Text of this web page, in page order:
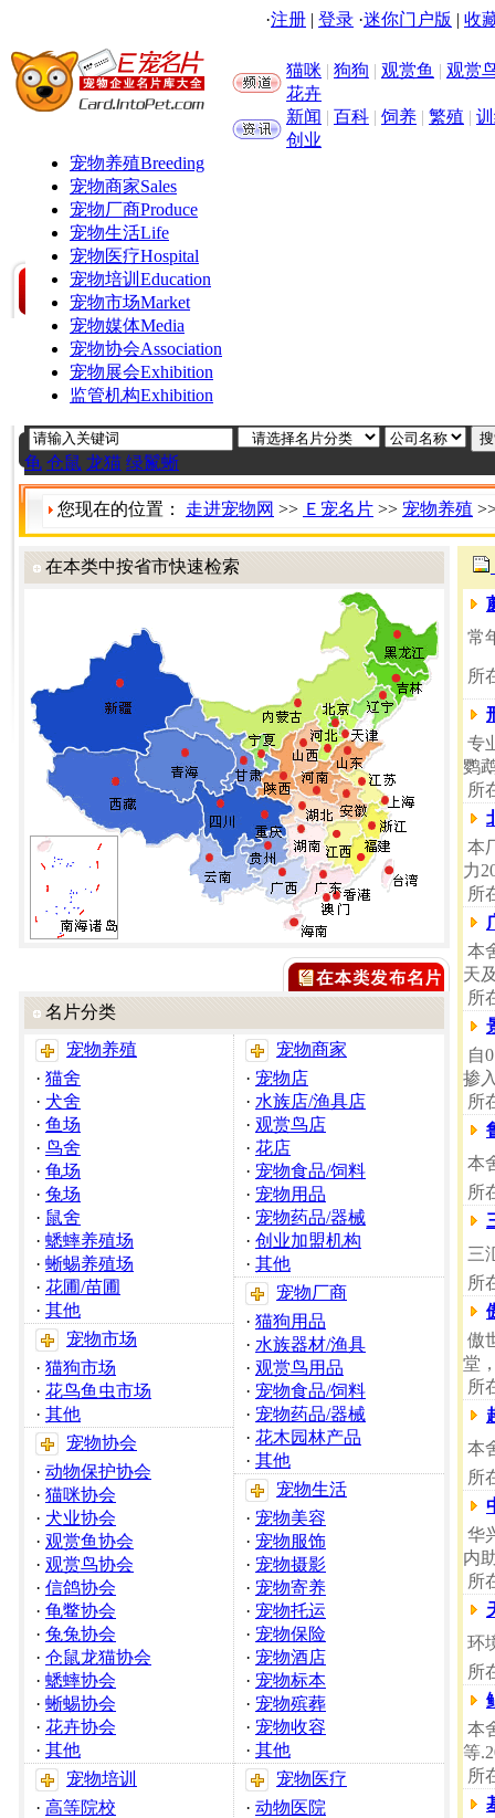
·注册 | 登录 ·迷你门户版 | 收
猫咪 | 狗狗 | 观赏鱼 | 观赏
花卉
新闻 | 百科 | 饲养 | 繁殖 |
创业
宠物养殖Breeding
宠物商家Sales
宠物厂商Produce
宠物生活Life
宠物医疗Hospital
宠物培训 Education
宠物市场Market
宠物媒体Media
宠物协会Association
宠物展会Exhibition
监管机构Exhibition
龟 仓鼠 龙猫 绿鬣蜥
您现在的位置： 走进宠物网 >> Ｅ宠名片 >> 宠物养殖
在本类中按省市快速检索
名片分类
宠物养殖
· 猫舍
· 犬舍
· 鱼场
· 鸟舍
· 龟场
· 兔场
· 鼠舍
· 蟋蟀养殖场
· 蜥蜴养殖场
· 花圃/苗圃
· 其他
宠物市场
· 猫狗市场
· 花鸟鱼虫市场
· 其他
宠物协会
· 动物保护协会
· 猫咪协会
· 犬业协会
· 观赏鱼协会
· 观赏鸟协会
· 信鸽协会
· 龟鳖协会
· 兔兔协会
· 仓鼠龙猫协会
· 蟋蟀协会
· 蜥蜴协会
· 花卉协会
· 其他
宠物培训
· 高等院校
宠物商家
· 宠物店
· 水族店/渔具店
· 观赏鸟店
· 花店
· 宠物食品/饲料
· 宠物用品
· 宠物药品/器械
· 创业加盟机构
· 其他
宠物厂商
· 猫狗用品
· 水族器材/渔具
· 观赏鸟用品
· 宠物食品/饲料
· 宠物药品/器械
· 花木园林产品
· 其他
宠物生活
· 宠物美容
· 宠物服饰
· 宠物摄影
· 宠物寄养
· 宠物托运
· 宠物保险
· 宠物酒店
· 宠物标本
· 宠物殡葬
· 宠物收容
· 其他
宠物医疗
· 动物医院
常
所
专
鹦
所
本
力
所
本
天
所
自
掺
所
本
所
三
所
傲
堂
所
本
所
华
内
所
环
所
本
等
所